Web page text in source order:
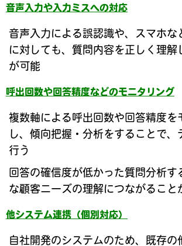
音声入力や入力ミスへの対応
音声入力による誤認識や、スマホな
に対しても、質問内容を正しく理解
が可能
呼出回数や回答精度などのモニタリング
複数軸による呼出回数や回答精度を
し、傾向把握・分析をすることで、
行う
回答の確信度が低かった質問分析す
な顧客ニーズの理解につながること
他システム連携（個別対応）
自社開発のシステムのため、既存の